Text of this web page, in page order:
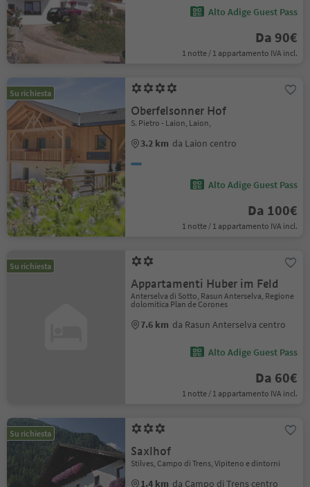
Alto Adige Guest Pass
Da 90€
1 notte / 1 appartamento IVA incl.
Su richiesta
Oberfelsonner Hof
S. Pietro - Laion, Laion,
3.2 km da Laion centro
Alto Adige Guest Pass
Da 100€
1 notte / 1 appartamento IVA incl.
Su richiesta
Appartamenti Huber im Feld
Anterselva di Sotto, Rasun Anterselva, Regione
dolomitica Plan de Corones
7.6 km da Rasun Anterselva centro
Alto Adige Guest Pass
Da 60€
1 notte / 1 appartamento IVA incl.
Su richiesta
Saxlhof
Stilves, Campo di Trens, Vipiteno e dintorni
1.4 km da Campo di Trens centro